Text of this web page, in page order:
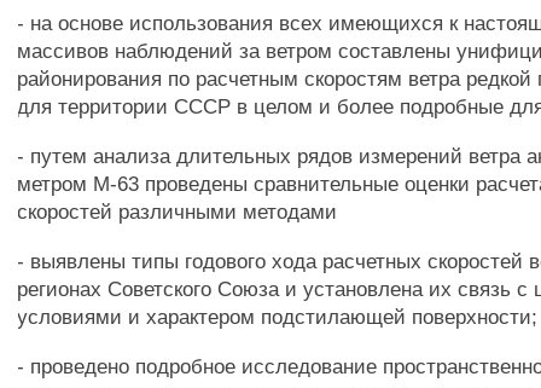
- на основе использования всех имеющихся к
массивов наблюдений за ветром составлены
районирования по расчетным скоростям ветра редкой
для территории СССР в целом и более подробные
- путем анализа длительных рядов измерений ветра
метром М-63 проведены сравнительные оценки
скоростей различными методами
- выявлены типы годового хода расчетных скоростей
регионах Советского Союза и установлена их связь
условиями и характером подстилающей поверхности;
- проведено подробное исследование